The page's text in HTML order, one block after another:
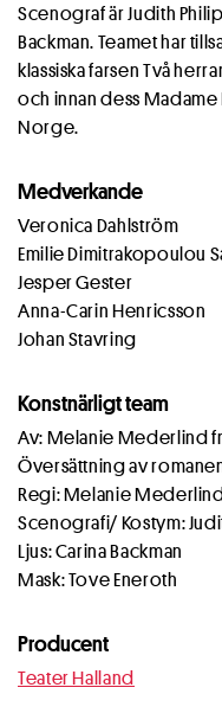
Scenograf är Judith
Backman. Teamet har
klassiska farsen Två
och innan dess
Norge.
Medverkande
Veronica Dahlström
Emilie Dimitrakopoulou
Jesper Gester
Anna-Carin Henricsson
Johan Stavring
Konstnärligt team
Av: Melanie Mederlind
Översättning av
Regi: Melanie
Scenografi/ Kostym:
Ljus: Carina Backman
Mask: Tove Eneroth
Producent
Teater Halland